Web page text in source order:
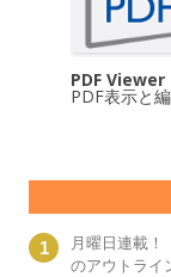
PDF Viewer
PDF表示と
月曜日連載
のアウトライ